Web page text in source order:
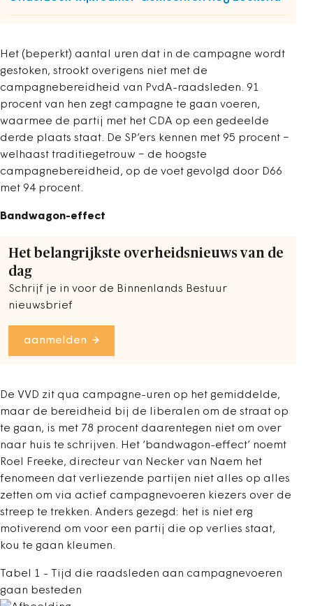
Het (beperkt) aantal uren dat in de campagne wordt
gestoken, strookt overigens niet met de
campagnebereidheid van PvdA-raadsleden. 91
procent van hen zegt campagne te gaan voeren,
waarmee de partij met het CDA op een gedeelde
derde plaats staat. De SP’ers kennen met 95 procent −
welhaast traditiegetrouw − de hoogste
campagnebereidheid, op de voet gevolgd door D66
met 94 procent.
Bandwagon-effect
Het belangrijkste overheidsnieuws van de
dag
Schrijf je in voor de Binnenlands Bestuur
nieuwsbrief
aanmelden
De VVD zit qua campagne-uren op het gemiddelde,
maar de bereidheid bij de liberalen om de straat op
te gaan, is met 78 procent daarentegen niet om over
naar huis te schrijven. Het ‘bandwagon-effect’ noemt
Roel Freeke, directeur van Necker van Naem het
fenomeen dat verliezende partijen niet alles op alles
zetten om via actief campagnevoeren kiezers over de
streep te trekken. Anders gezegd: het is niet erg
motiverend om voor een partij die op verlies staat,
kou te gaan kleumen.
Tabel 1 - Tijd die raadsleden aan campagnevoeren
gaan besteden